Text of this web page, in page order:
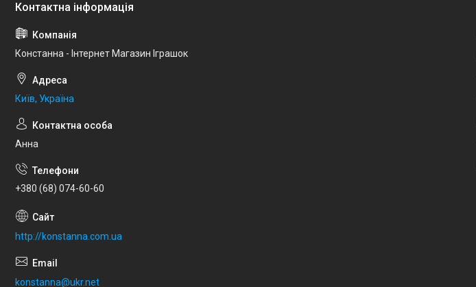
Констанна - Інтернет Магазин Іграшок
Київ, Україна
Анна
+380 (68) 074-60-60
http://konstanna.com.ua
konstanna@ukr.net